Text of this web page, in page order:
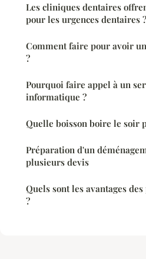
Les cliniques dentaires
pour les urgences dentaires ?
Comment faire pour avoir
?
Pourquoi faire appel à un
informatique ?
Quelle boisson boire le soir
Préparation d'un
plusieurs devis
Quels sont les avantages
?